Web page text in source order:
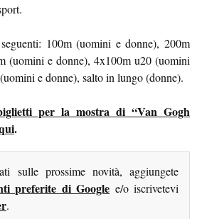
100m (uomini e donne), 200m
(uomini e donne), 4x100m u20 (uomini
e donne), salto in lungo (donne).
per la mostra di “Van Gogh
.
sulle prossime novità, aggiungete
preferite di Google e/o iscrivetevi
.